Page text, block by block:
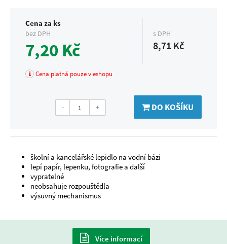
Cena za ks
bez DPH
7,20 Kč
s DPH
8,71 Kč
Cena platná pouze v eshopu
- + DO KOŠÍKU
školní a kancelářské lepidlo na vodní bázi
lepí papír, lepenku, fotografie a další
vypratelné
neobsahuje rozpouštědla
výsuvný mechanismus
Více informací